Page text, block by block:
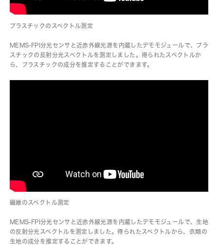
プラスチックのスペクトル測定
MEMS-FPI分光センサと近赤外線光源を内蔵したデモモジュールで、プラ
スチックの反射分光スペクトルを測定しました。得られたスペクトルか
ら、プラスチックの成分を推定することができます。
繊維のスペクトル測定
MEMS-FPI分光センサと近赤外線光源を内蔵したデモモジュールで、生地
の反射分光スペクトルを測定しました。得られたスペクトルから、衣類の
生地の成分を推定することができます。